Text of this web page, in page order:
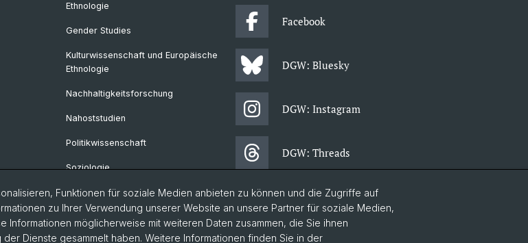
Ethnologie
Gender Studies
Kulturwissenschaft und Europäische
Ethnologie
Nachhaltigkeitsforschung
Nahoststudien
Politikwissenschaft
Soziologie
Facebook
DGW: Bluesky
DGW: Instagram
DGW: Threads
DGW: Facebook
Funktionen für soziale Medien anbieten zu können und die Zugriffe auf
zu Ihrer Verwendung unserer Website an unsere Partner für soziale Medien,
möglicherweise mit weiteren Daten zusammen, die Sie ihnen
Dienste gesammelt haben. Weitere Informationen finden Sie in der